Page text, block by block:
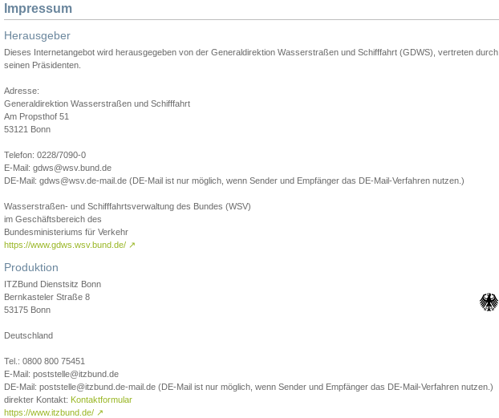
Impressum
Herausgeber
Dieses Internetangebot wird herausgegeben von der Generaldirektion Wasserstraßen und Schifffahrt (GDWS), vertreten durch
seinen Präsidenten.
Adresse:
Generaldirektion Wasserstraßen und Schifffahrt
Am Propsthof 51
53121 Bonn
Telefon: 0228/7090-0
E-Mail: gdws@wsv.bund.de
DE-Mail: gdws@wsv.de-mail.de (DE-Mail ist nur möglich, wenn Sender und Empfänger das DE-Mail-Verfahren nutzen.)
Wasserstraßen- und Schifffahrtsverwaltung des Bundes (WSV)
im Geschäftsbereich des
Bundesministeriums für Verkehr
https://www.gdws.wsv.bund.de/ ↗
Produktion
ITZBund Dienstsitz Bonn
Bernkasteler Straße 8
53175 Bonn
Deutschland
Tel.: 0800 800 75451
E-Mail: poststelle@itzbund.de
DE-Mail: poststelle@itzbund.de-mail.de (DE-Mail ist nur möglich, wenn Sender und Empfänger das DE-Mail-Verfahren nutzen.)
direkter Kontakt: Kontaktformular
https://www.itzbund.de/ ↗